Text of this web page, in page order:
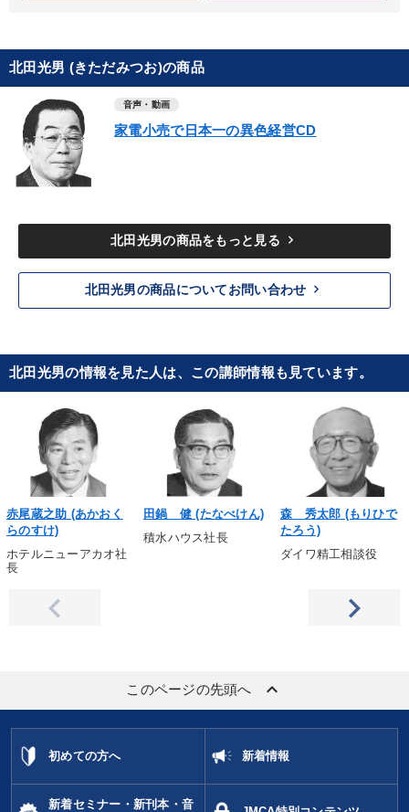
北田光男 (きただみつお)の商品
音声・動画
家電小売で日本一の異色経営CD
北田光男の商品をもっと見る keyboard_arrow_right
北田光男の商品についてお問い合わせ keyboard_arrow_right
北田光男の情報を見た人は、この講師情報も見ています。
赤尾蔵之助 (あかおく
らのすけ)
ホテルニューアカオ社
長
田鍋 健 (たなべけん)
積水ハウス社長
森 秀太郎 (もりひで
たろう)
ダイワ精工相談役
このページの先頭へ keyboard_arrow_up
初めての方へ 新着情報
新着セミナー・新刊本・音